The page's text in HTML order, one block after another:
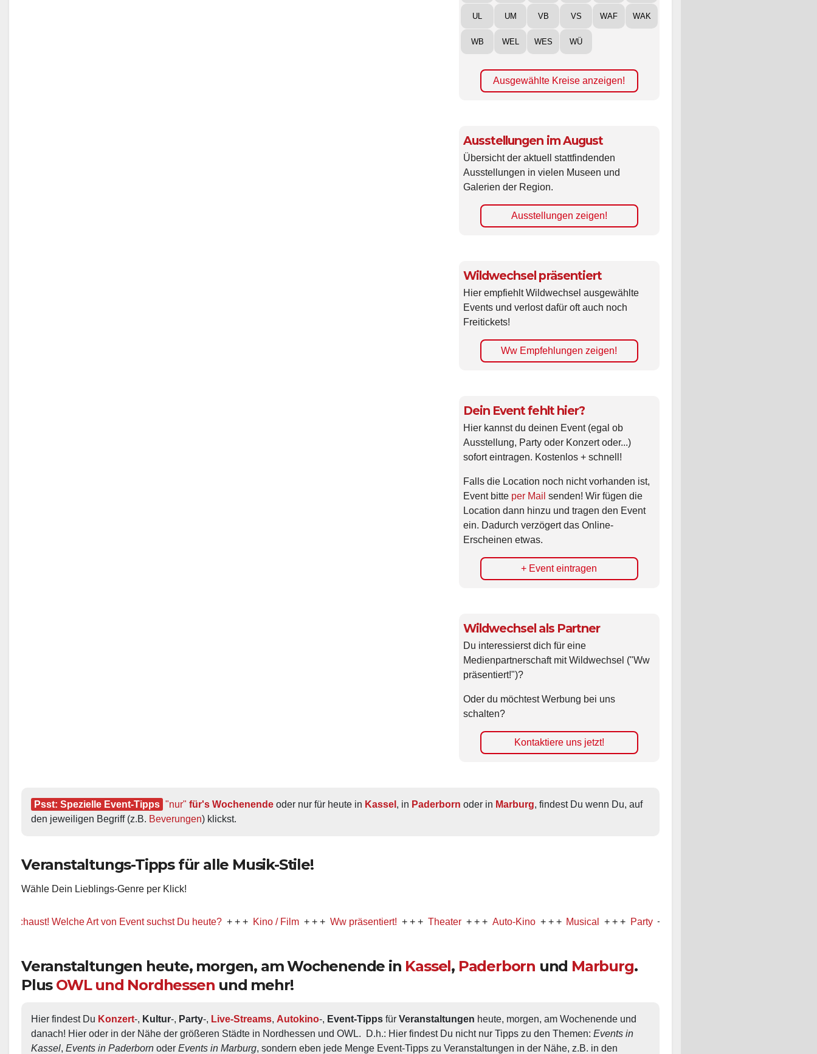
UL UM VB VS WAF WAK
WB WEL WES WÜ
Ausgewählte Kreise anzeigen!
Ausstellungen im August
Übersicht der aktuell stattfindenden
Ausstellungen in vielen Museen und
Galerien der Region.
Ausstellungen zeigen!
Wildwechsel präsentiert
Hier empfiehlt Wildwechsel ausgewählte
Events und verlost dafür oft auch noch
Freitickets!
Ww Empfehlungen zeigen!
Dein Event fehlt hier?
Hier kannst du deinen Event (egal ob
Ausstellung, Party oder Konzert oder...)
sofort eintragen. Kostenlos + schnell!
Falls die Location noch nicht vorhanden ist,
Event bitte per Mail senden! Wir fügen die
Location dann hinzu und tragen den Event
ein. Dadurch verzögert das Online-
Erscheinen etwas.
+ Event eintragen
Wildwechsel als Partner
Du interessierst dich für eine
Medienpartnerschaft mit Wildwechsel ("Ww
präsentiert!")?
Oder du möchtest Werbung bei uns
schalten?
Kontaktiere uns jetzt!
Psst: Spezielle Event-Tipps "nur" für's Wochenende oder nur für heute in Kassel , in Paderborn oder in Marburg, findest Du wenn Du, auf
den jeweiligen Begriff (z.B. Beverungen) klickst.
Veranstaltungs-Tipps für alle Musik-Stile!
Wähle Dein Lieblings-Genre per Klick!
Welche Art von Event suchst Du heute? + + + Kino / Film + + + Ww präsentiert! + + + Theater + + + Auto-Kino + + + Musical + + + Party + + + Konzert
Veranstaltungen heute, morgen, am Wochenende in Kassel, Paderborn und Marburg.
Plus OWL und Nordhessen und mehr!
Hier findest Du Konzert-, Kultur-, Party-, Live-Streams, Autokino-, Event-Tipps für Veranstaltungen heute, morgen, am Wochenende und
danach! Hier oder in der Nähe der größeren Städte in Nordhessen und OWL.  D.h.: Hier findest Du nicht nur Tipps zu den Themen: Events in
Kassel, Events in Paderborn oder Events in Marburg, sondern eben jede Menge Event-Tipps zu Veranstaltungen in der Nähe, z.B. in den